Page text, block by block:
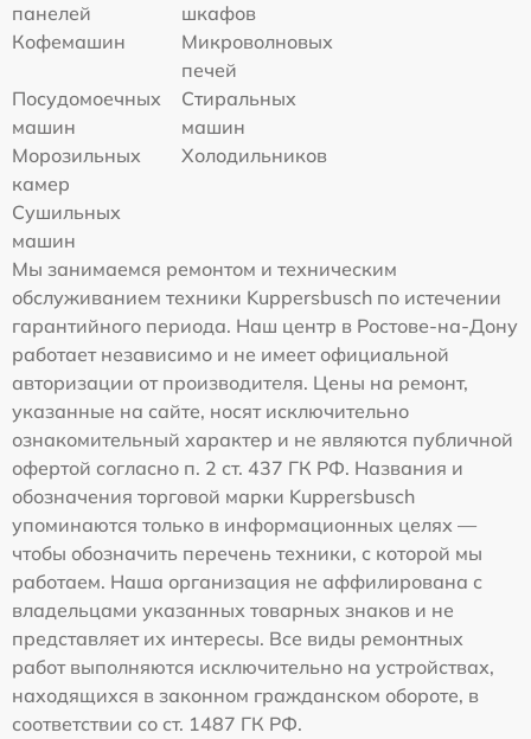
панелей
шкафов
Кофемашин
Микроволновых
печей
Посудомоечных
машин
Стиральных
машин
Морозильных
камер
Холодильников
Сушильных
машин
Мы занимаемся ремонтом и техническим
обслуживанием техники Kuppersbusch по истечении
гарантийного периода. Наш центр в Ростове-на-Дону
работает независимо и не имеет официальной
авторизации от производителя. Цены на ремонт,
указанные на сайте, носят исключительно
ознакомительный характер и не являются публичной
офертой согласно п. 2 ст. 437 ГК РФ. Названия и
обозначения торговой марки Kuppersbusch
упоминаются только в информационных целях —
чтобы обозначить перечень техники, с которой мы
работаем. Наша организация не аффилирована с
владельцами указанных товарных знаков и не
представляет их интересы. Все виды ремонтных
работ выполняются исключительно на устройствах,
находящихся в законном гражданском обороте, в
соответствии со ст. 1487 ГК РФ.